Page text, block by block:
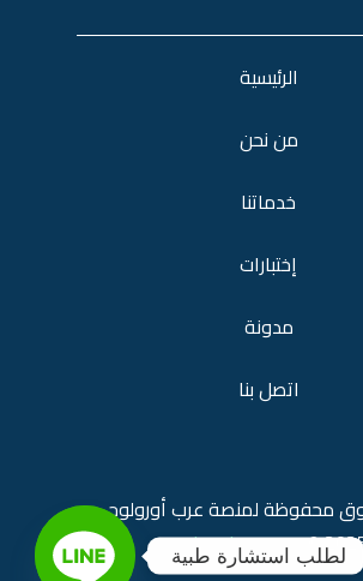
محفوظة لمنصةعرب أورولوجي
2025
araburology.com
الرئيسية
من نحن
خدماتنا
إختبارات
مدونة
اتصل بنا
لطلب استشارة طبية